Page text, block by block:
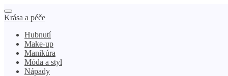
Krása a péče
Hubnutí
Make-up
Manikúra
Móda a styl
Nápady